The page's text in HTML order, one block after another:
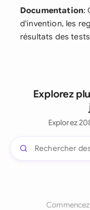
Documentation:
d'invention, les
résultats des tests
Explorez
Explorez